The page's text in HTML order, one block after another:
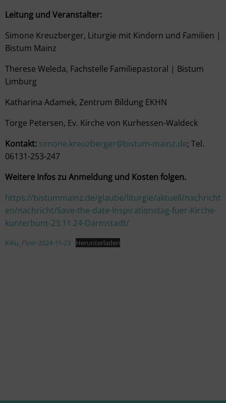
Leitung und Veranstalter:
Simone Kreuzberger, Liturgie mit Kindern und Familien |
Bistum Mainz
Therese Weleda, Fachstelle Familiepastoral | Bistum
Limburg
Katharina Adamek, Zentrum Bildung EKHN
Torge Petersen, Ev. Kirche von Kurhessen-Waldeck
Kontakt: simone.kreuzberger@bistum-mainz.de; Tel.
06131-253-247
Weitere Infos zu Anmeldung und Kosten folgen.
https://bistummainz.de/glaube/liturgie/aktuell/nachricht
en/nachricht/Save-the-date-Inspirationstag-fuer-Kirche-
kunterbunt-23.11.24-Darmstadt/
KiKu_Flyer-2024-11-23 Herunterladen